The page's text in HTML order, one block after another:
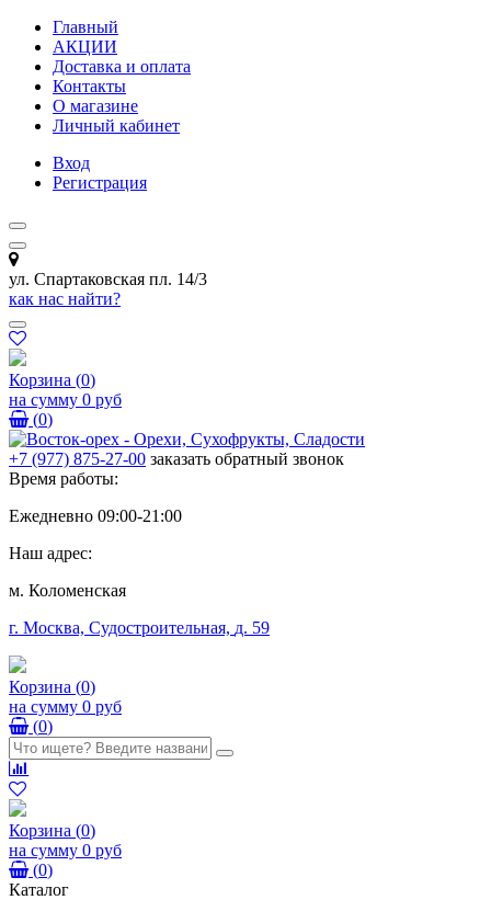
Главный
АКЦИИ
Доставка и оплата
Контакты
О магазине
Личный кабинет
Вход
Регистрация
ул. Спартаковская пл. 14/3
как нас найти?
Корзина (0)
на сумму 0 руб
(0)
+7 (977) 875-27-00 заказать обратный звонок
Время работы:
Ежедневно 09:00-21:00
Наш адрес:
м. Коломенская
г. Москва, Судостроительная, д. 59
Корзина (0)
на сумму 0 руб
(0)
Корзина (0)
на сумму 0 руб
(0)
Каталог